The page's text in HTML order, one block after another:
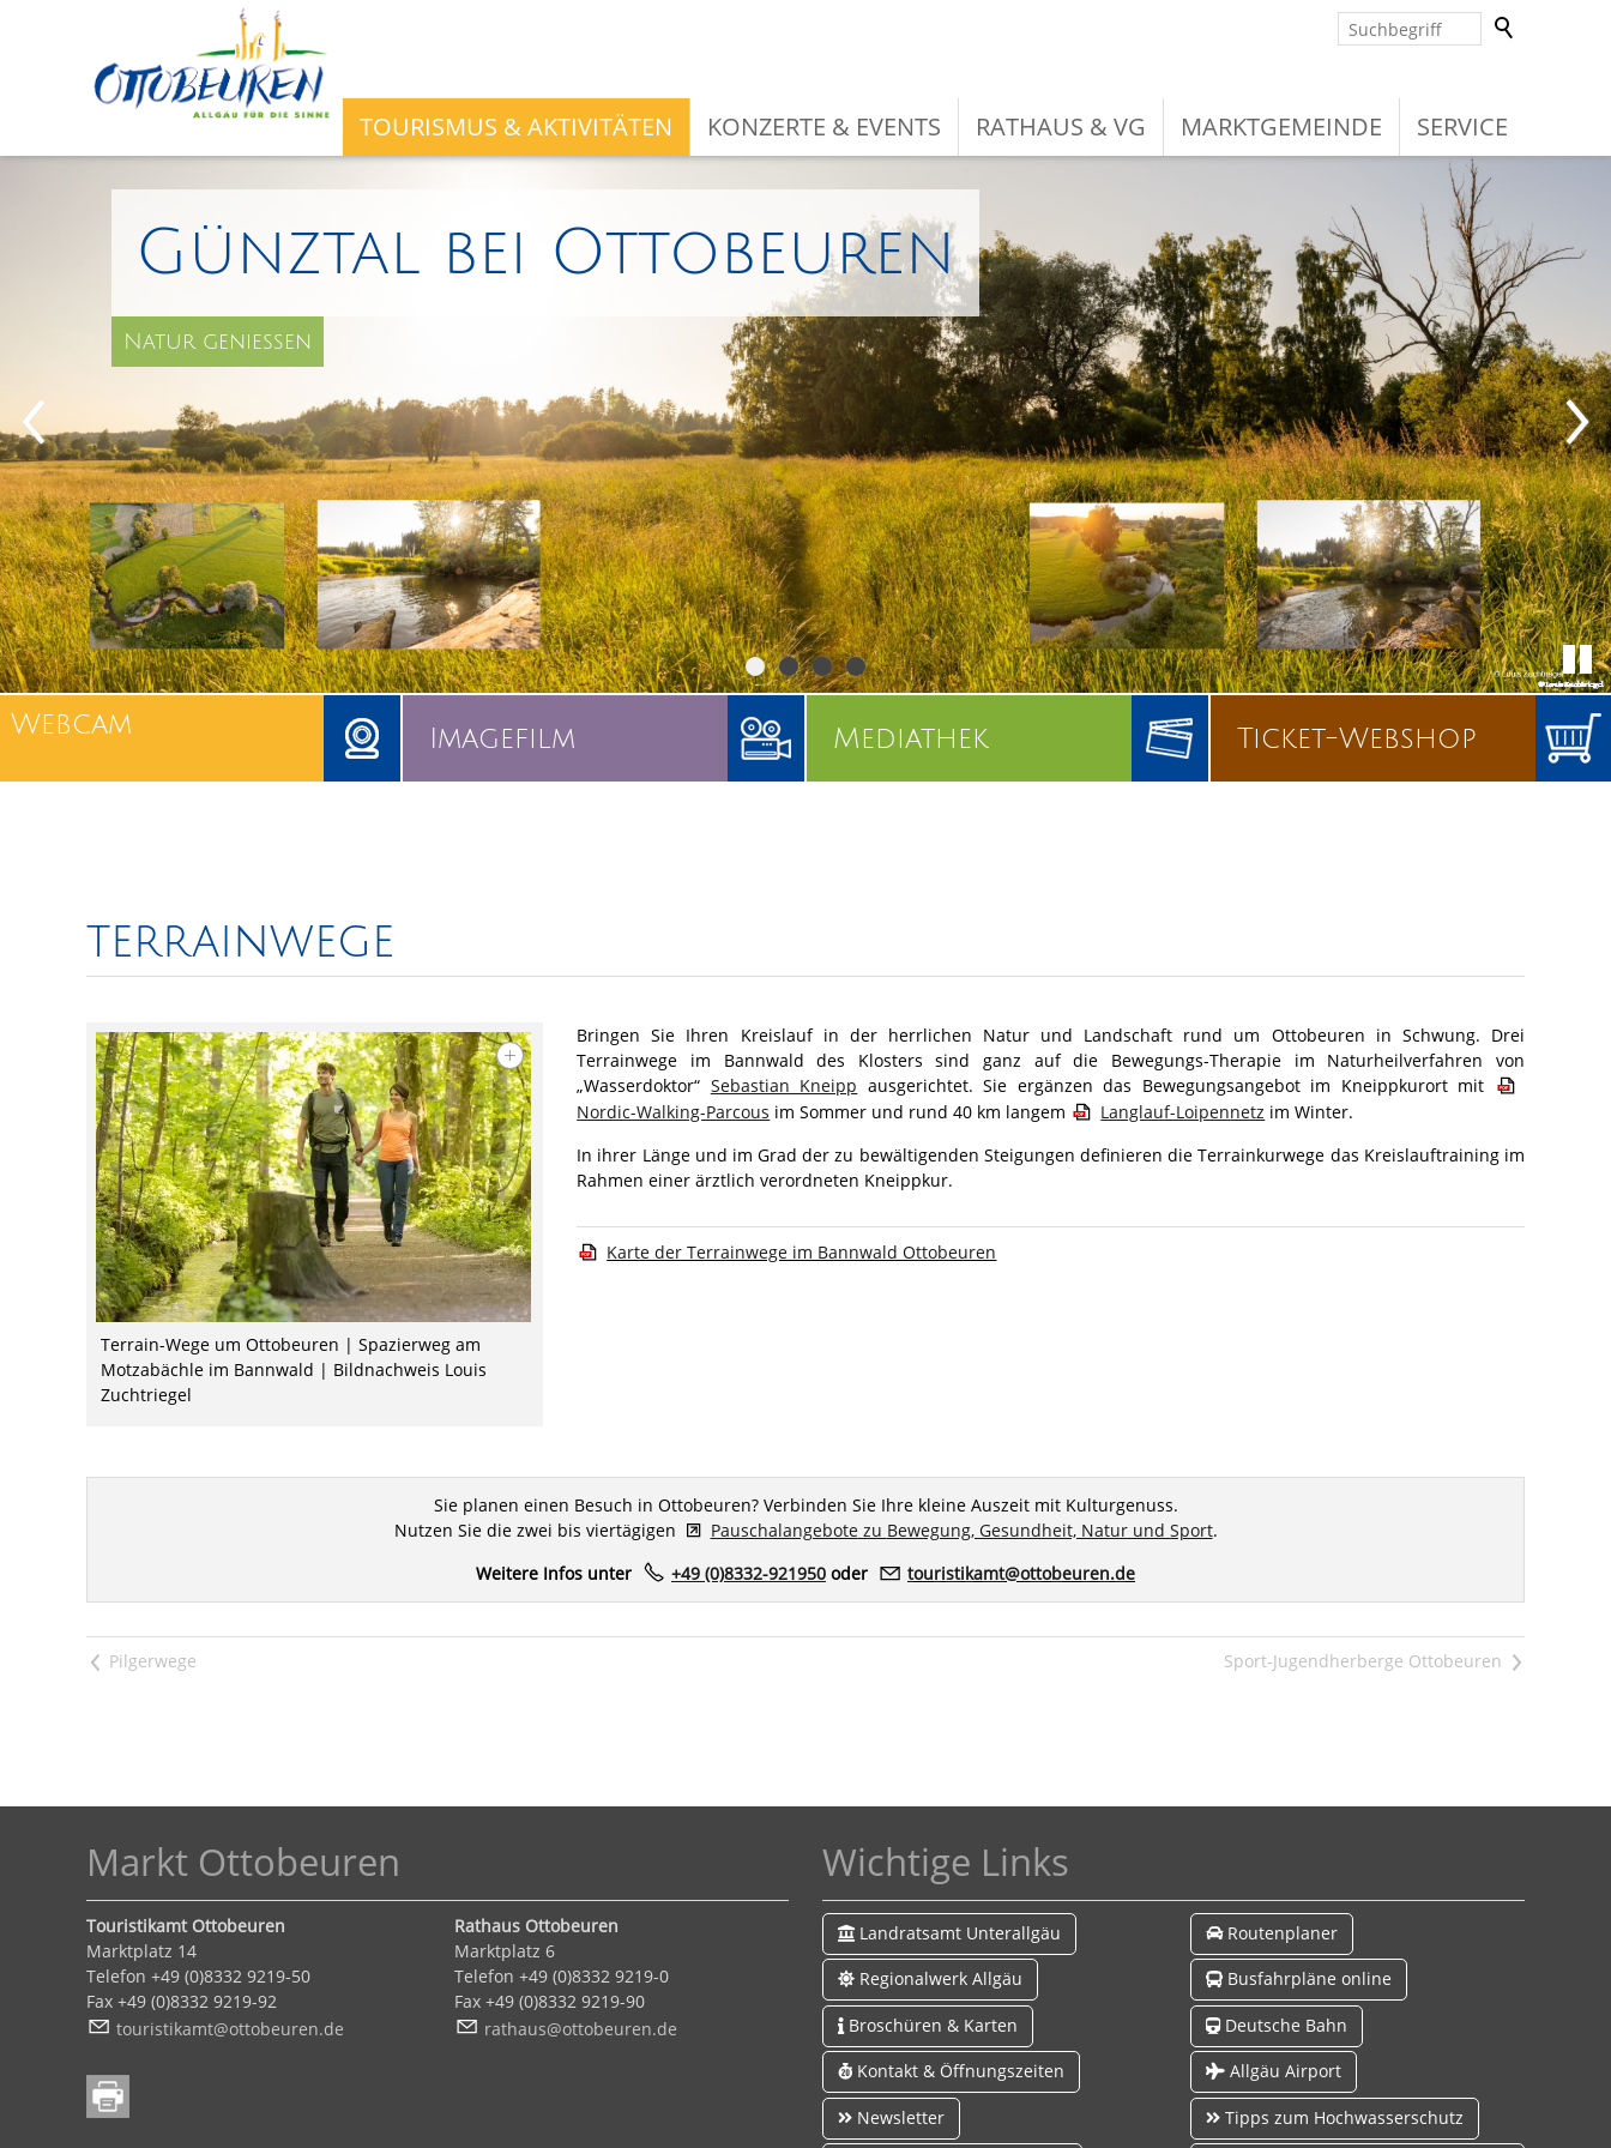
TOURISMUS & AKTIVITÄTEN KONZERTE & EVENTS RATHAUS & VG MARKTGEMEINDE SERVICE
Günztal bei Ottobeuren
Natur genießen
Webcam Imagefilm Mediathek Ticket-Webshop
terrainwege
Terrain-Wege um Ottobeuren | Spazierweg am
Motzabächle im Bannwald | Bildnachweis Louis
Zuchtriegel
Bringen Sie Ihren Kreislauf in der herrlichen Natur und Landschaft rund um Ottobeuren in Schwung. Drei
Terrainwege im Bannwald des Klosters sind ganz auf die Bewegungs-Therapie im Naturheilverfahren von
„Wasserdoktor“ Sebastian Kneipp ausgerichtet. Sie ergänzen das Bewegungsangebot im Kneippkurort mit
Nordic-Walking-Parcous im Sommer und rund 40 km langem Langlauf-Loipennetz im Winter.
In ihrer Länge und im Grad der zu bewältigenden Steigungen definieren die Terrainkurwege das Kreislauftraining im
Rahmen einer ärztlich verordneten Kneippkur.
Karte der Terrainwege im Bannwald Ottobeuren
Sie planen einen Besuch in Ottobeuren? Verbinden Sie Ihre kleine Auszeit mit Kulturgenuss.
Nutzen Sie die zwei bis viertägigen
Pauschalangebotezu Bewegung, Gesundheit, Natur und Sport.
Weitere Infos unter
+49 (0)8332-921950 oder t r st k mt tt b r n d
< >
Markt Ottobeuren
Touristikamt Ottobeuren
Marktplatz 14
Telefon +49 (0)8332 9219-50
Fax +49 (0)8332 9219-92
t
r st k mt tt b r n d
Rathaus Ottobeuren
Marktplatz 6
Telefon +49 (0)8332 9219-0
Fax +49 (0)8332 9219-90
r th s tt b r n d
Wichtige Links
Landratsamt Unterallgäu
Regionalwerk Allgäu
Broschüren & Karten
Kontakt & Öffnungszeiten
Newsletter
Routenplaner
Busfahrpläne online
Deutsche Bahn
Allgäu Airport
Tipps zum Hochwasserschutz